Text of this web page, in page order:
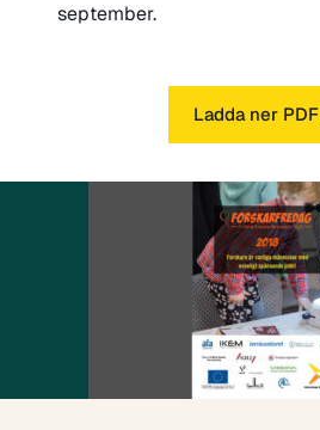
september.
Ladda ner PDF